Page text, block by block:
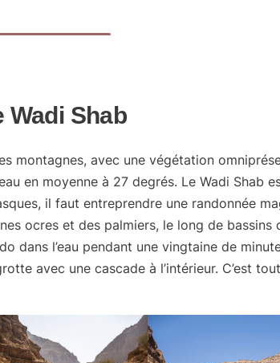
Wadi Shab
montagnes, avec une végétation
en moyenne à 27 degrés. Le Wadi Shab
il faut entreprendre une randonnée
ocres et des palmiers, le long de bassins
dans l’eau pendant une vingtaine de
avec une cascade à l’intérieur. C’est